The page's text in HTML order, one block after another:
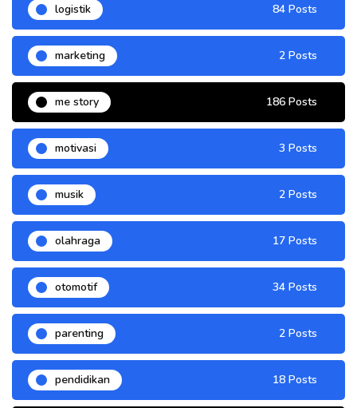
logistik 84 Posts
marketing 2 Posts
me story 186 Posts
motivasi 3 Posts
musik 2 Posts
olahraga 17 Posts
otomotif 34 Posts
parenting 2 Posts
pendidikan 18 Posts